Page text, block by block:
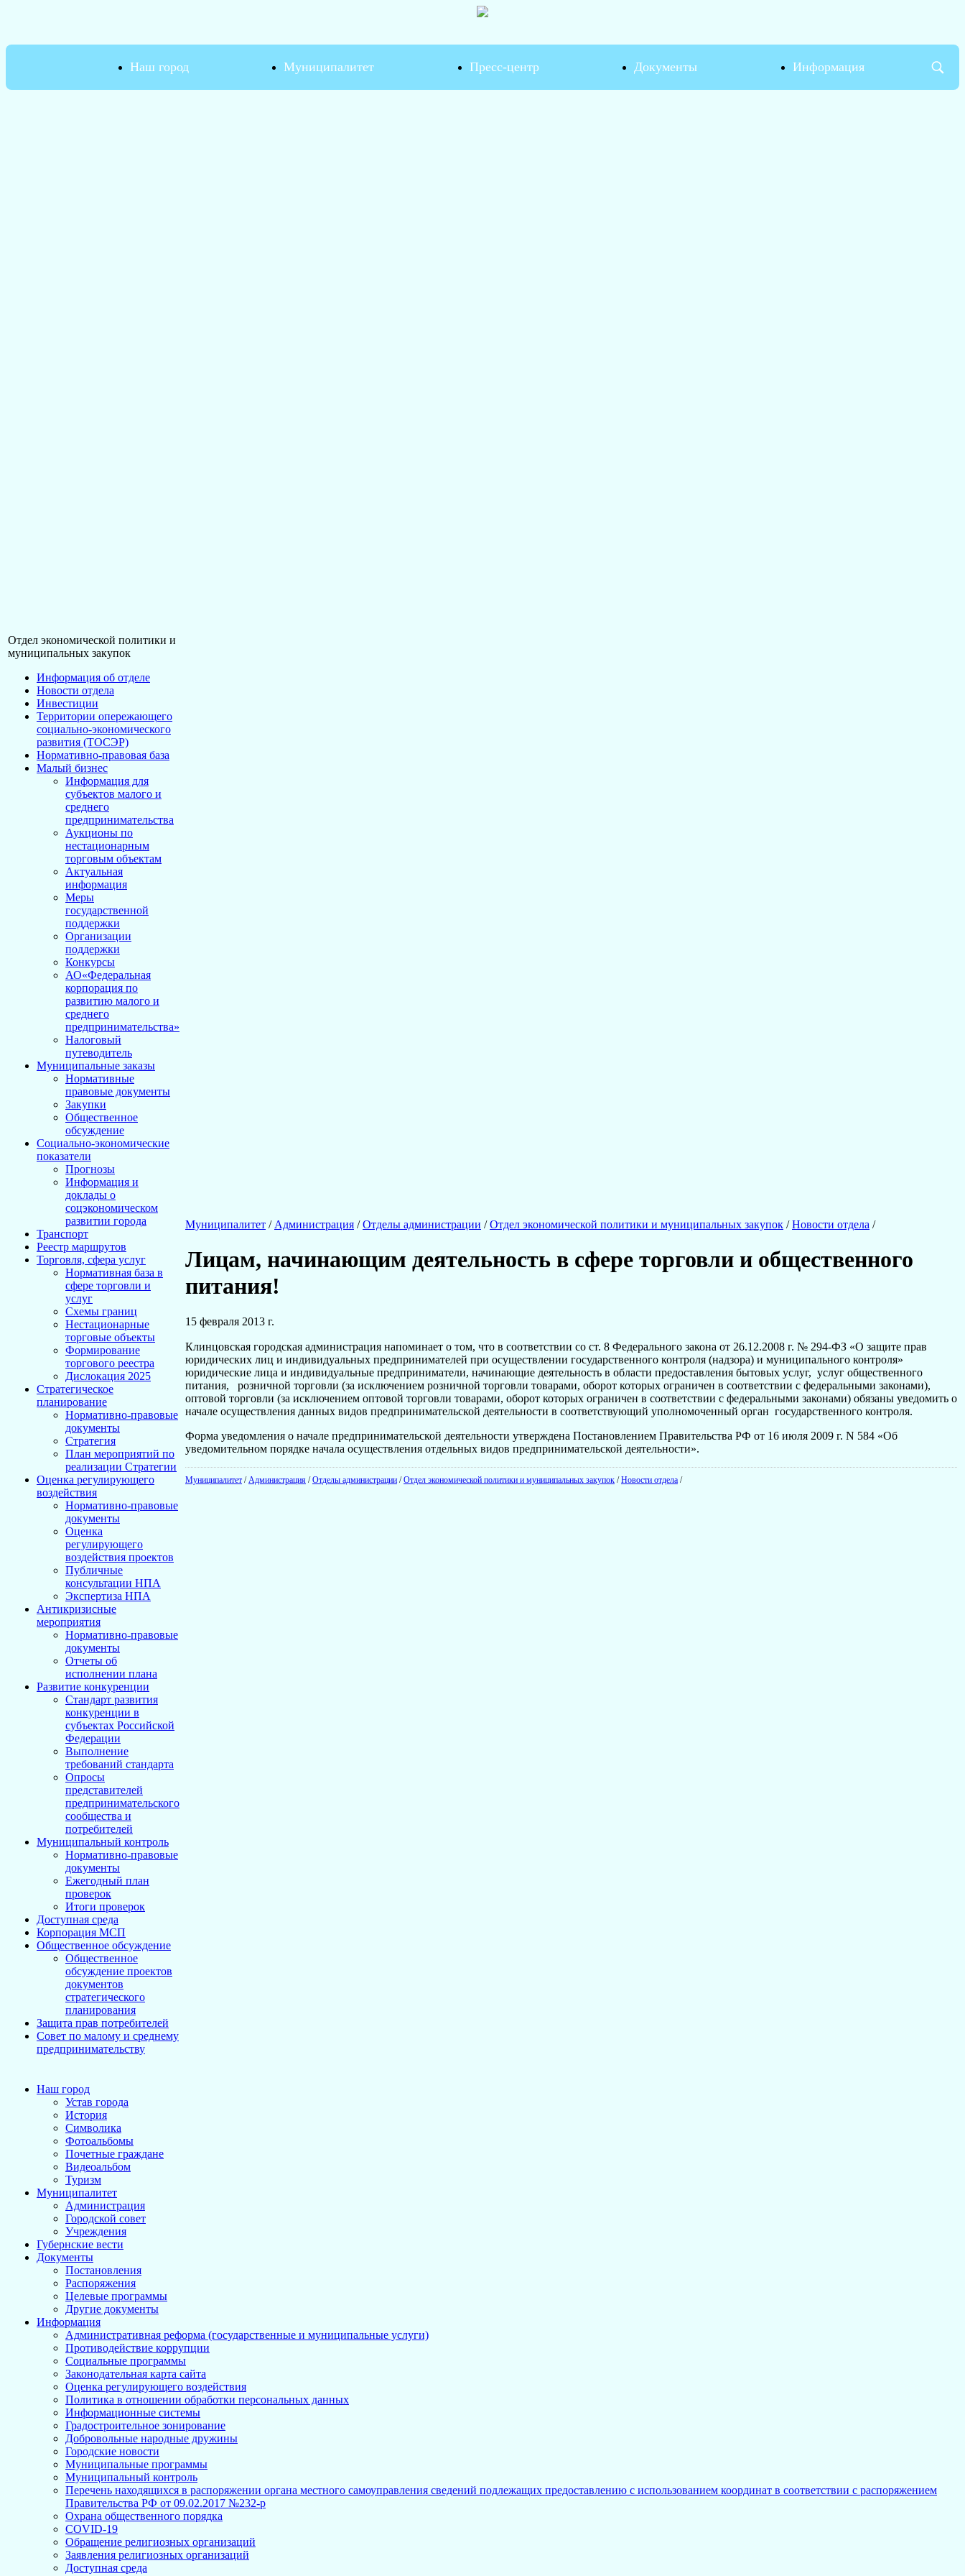
Наш город Муниципалитет Пресс-центр Документы Информация
Отдел экономической политики и
муниципальных закупок
Информация об отделе
Новости отдела
Инвестиции
Территории опережающего
социально-экономического
развития (ТОСЭР)
Нормативно-правовая база
Малый бизнес
Информация для
субъектов малого и
среднего
предпринимательства
Аукционы по
нестационарным
торговым объектам
Актуальная
информация
Меры
государственной
поддержки
Организации
поддержки
Конкурсы
АО«Федеральная
корпорация по
развитию малого и
среднего
предпринимательства»
Налоговый
путеводитель
Муниципальные заказы
Нормативные
правовые документы
Закупки
Общественное
обсуждение
Социально-экономические
показатели
Прогнозы
Информация и
доклады о
соцэкономическом
развитии города
Транспорт
Реестр маршрутов
Торговля, сфера услуг
Нормативная база в
сфере торговли и
услуг
Схемы границ
Нестационарные
торговые объекты
Формирование
торгового реестра
Дислокация 2025
Стратегическое
планирование
Нормативно-правовые
документы
Стратегия
План мероприятий по
реализации Стратегии
Оценка регулирующего
воздействия
Нормативно-правовые
документы
Оценка
регулирующего
воздействия проектов
Публичные
консультации НПА
Экспертиза НПА
Антикризисные
мероприятия
Нормативно-правовые
документы
Отчеты об
исполнении плана
Развитие конкуренции
Стандарт развития
конкуренции в
субъектах Российской
Федерации
Выполнение
требований стандарта
Опросы
представителей
предпринимательского
сообщества и
потребителей
Муниципальный контроль
Нормативно-правовые
документы
Ежегодный план
проверок
Итоги проверок
Доступная среда
Корпорация МСП
Общественное обсуждение
Общественное
обсуждение проектов
документов
стратегического
планирования
Защита прав потребителей
Совет по малому и среднему
предпринимательству
Муниципалитет / Администрация /Отделы администрации /Отдел экономической политики и муниципальных закупок /Новости отдела /
Лицам, начинающим деятельность в сфере торговли и общественного
питания!
15 февраля 2013 г.
Клинцовская городская администрация напоминает о том, что в соответствии со ст. 8 Федерального закона от 26.12.2008 г. № 294-ФЗ «О защите прав
юридических лиц и индивидуальных предпринимателей при осуществлении государственного контроля (надзора) и муниципального контроля»
юридические лица и индивидуальные предприниматели, начинающие деятельность в области предоставления бытовых услуг, услуг общественного
питания, розничной торговли (за исключением розничной торговли товарами, оборот которых ограничен в соответствии с федеральными законами),
оптовой торговли (за исключением оптовой торговли товарами, оборот которых ограничен в соответствии с федеральными законами) обязаны уведомить о
начале осуществления данных видов предпринимательской деятельности в соответствующий уполномоченный орган государственного контроля.
Форма уведомления о начале предпринимательской деятельности утверждена Постановлением Правительства РФ от 16 июля 2009 г. N 584 «Об
уведомительном порядке начала осуществления отдельных видов предпринимательской деятельности».
Муниципалитет /Администрация /Отделы администрации /Отдел экономической политики и муниципальных закупок /Новости отдела /
Наш город
Устав города
История
Символика
Фотоальбомы
Почетные граждане
Видеоальбом
Туризм
Муниципалитет
Администрация
Городской совет
Учреждения
Губернские вести
Документы
Постановления
Распоряжения
Целевые программы
Другие документы
Информация
Административная реформа (государственные и муниципальные услуги)
Противодействие коррупции
Социальные программы
Законодательная карта сайта
Оценка регулирующего воздействия
Политика в отношении обработки персональных данных
Информационные системы
Градостроительное зонирование
Добровольные народные дружины
Городские новости
Муниципальные программы
Муниципальный контроль
Перечень находящихся в распоряжении органа местного самоуправления сведений подлежащих предоставлению с использованием координат в соответствии с распоряжением
Правительства РФ от 09.02.2017 №232-р
Охрана общественного порядка
COVID-19
Обращение религиозных организаций
Заявления религиозных организаций
Доступная среда